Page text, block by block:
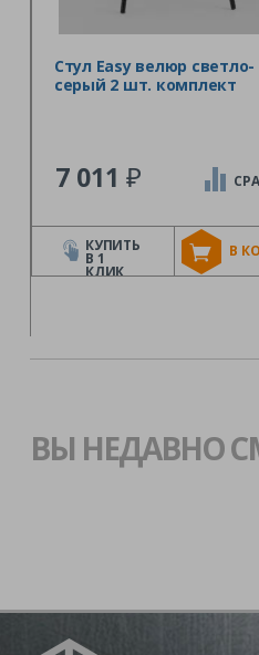
Стул Easy велюр светло-
серый 2 шт. комплект
7 011 ₽
В
КУПИТЬ
В 1
КЛИК
ВЫ НЕДАВНО